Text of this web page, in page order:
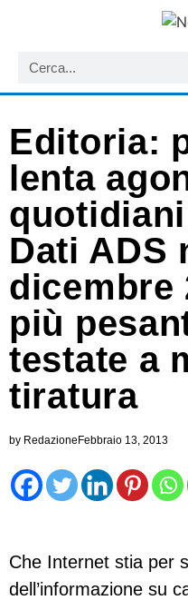
Editoria:
lenta
Dati ADS
dicembre
più
testate a
tiratura
by RedazioneFebbraio 13, 2013
Che Internet stia per
dell’informazione su